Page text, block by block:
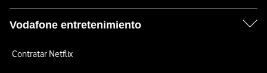
Vodafone entretenimiento
Contratar Netflix